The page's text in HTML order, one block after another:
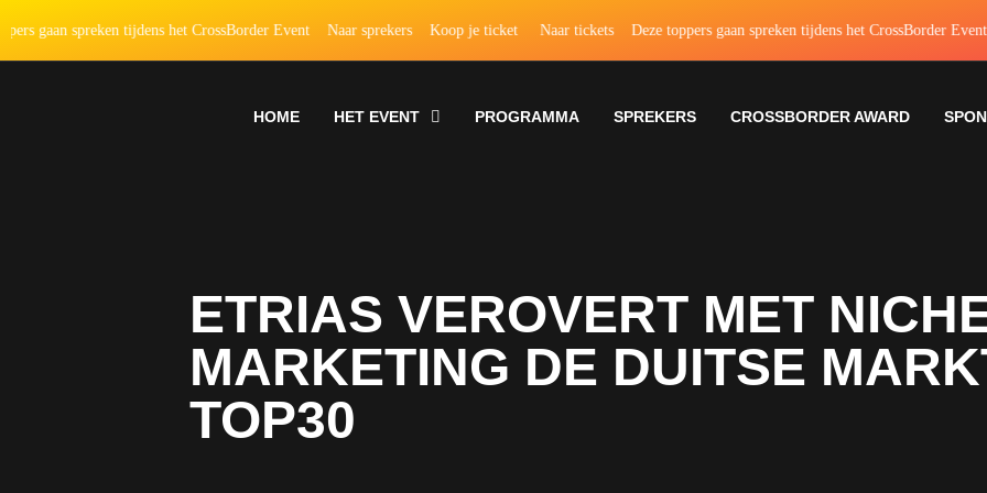
spreken tijdens het CrossBorder Event Naar sprekers Koop je ticket Naar tickets Deze toppers gaan spreken tijdens het CrossBorder Event
HOME HET EVENT PROGRAMMA SPREKERS CROSSBORDER AWARD
ETRIAS VEROVERT MET
MARKETING DE DUITSE
TOP30